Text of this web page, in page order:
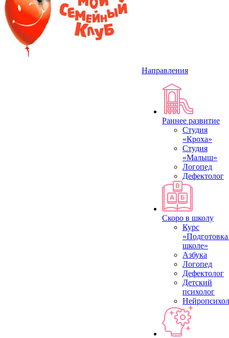
Направления
Раннее развитие
Студия
«Кроха»
Студия
«Малыш»
Логопед
Дефектолог
Скоро в школу
Курс
школе»
Азбука
Логопед
Дефектолог
Детский
психолог